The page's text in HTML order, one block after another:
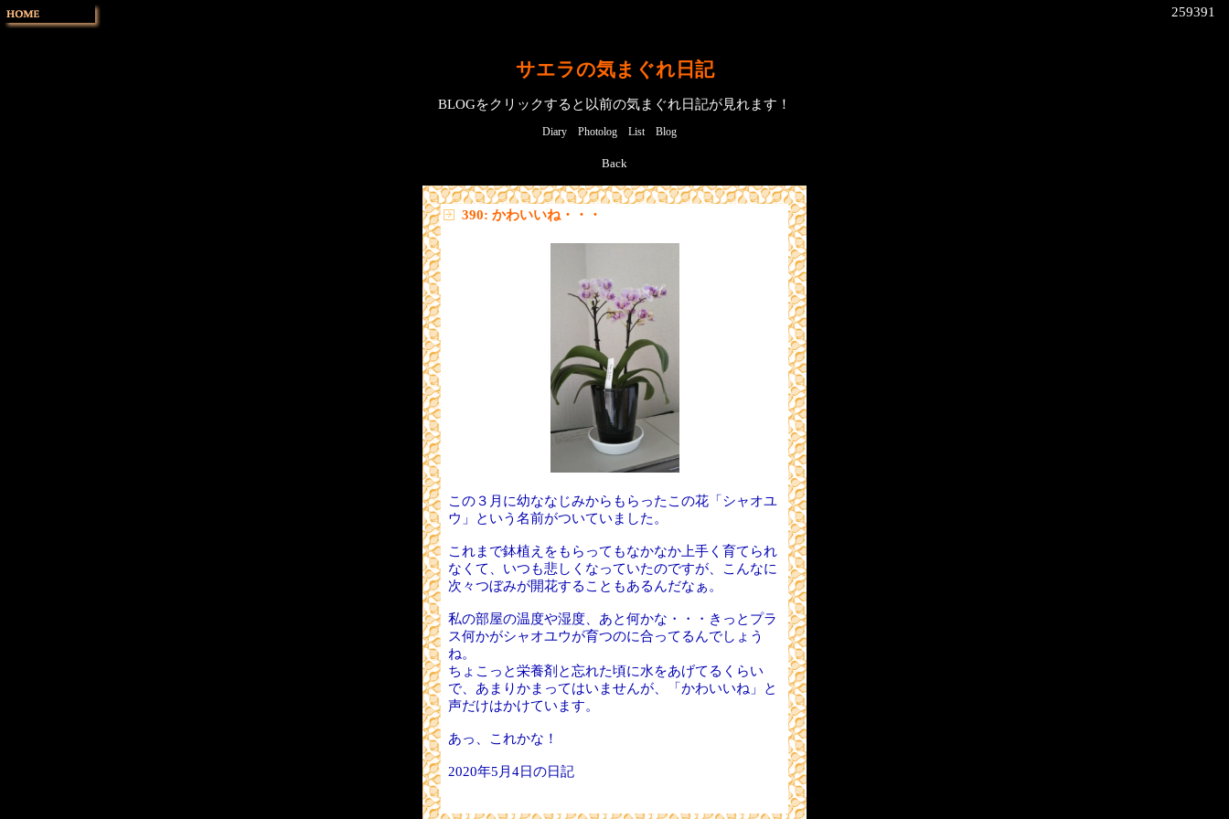
259391
サエラの気まぐれ日記
BLOGをクリックすると以前の気まぐれ日記が見れます！
Diary Photolog List Blog
Back
390: かわいいね・・・
この３月に幼ななじみからもらったこの花「シャオユ
ウ」という名前がついていました。
これまで鉢植えをもらってもなかなか上手く育てられ
なくて、いつも悲しくなっていたのですが、こんなに
次々つぼみが開花することもあるんだなぁ。
私の部屋の温度や湿度、あと何かな・・・きっとプラ
ス何かがシャオユウが育つのに合ってるんでしょう
ね。
ちょこっと栄養剤と忘れた頃に水をあげてるくらい
で、あまりかまってはいませんが、「かわいいね」と
声だけはかけています。
あっ、これかな！
2020年5月4日の日記